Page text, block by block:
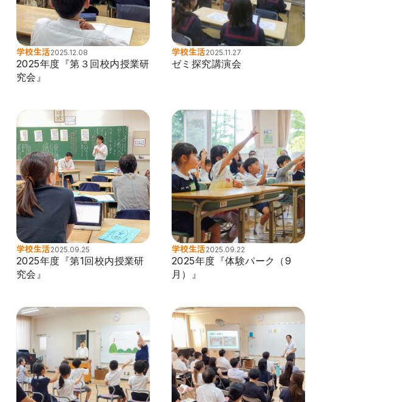
学校生活2025.12.08
2025年度『第３回校内授業研
究会』
学校生活2025.11.27
ゼミ探究講演会
学校生活2025.09.25
2025年度『第1回校内授業研
究会』
学校生活2025.09.22
2025年度『体験パーク（9
月）』